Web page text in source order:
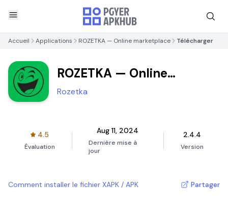
Accueil Applications ROZETKA — Online marketplace Télécharger
ROZETKA — Online
marketplace
Rozetka
4.5
Évaluation
Aug 11, 2024
Dernière mise à
jour
2.4.4
Version
Comment installer le fichier XAPK / APK Partager